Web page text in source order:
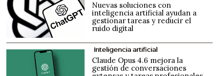
Nuevas soluciones con
inteligencia artificial ayudan a
gestionar tareas y reducir el
ruido digital
Inteligencia artificial
Claude Opus 4.6 mejora la
gestión de conversaciones